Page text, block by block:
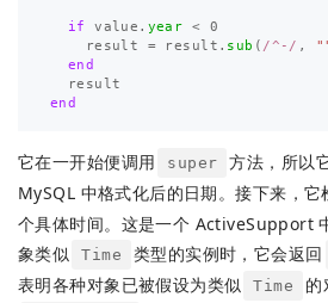
if value . year <
0
result
= result . sub ( /^-/ ,
end
result
end
它在一开始便调用 super
方法，所以
MySQL 中格式化后的日期。接下来，它
个具体时间。这是一个 ActiveSupport
象类似
Time 类型的实例时，它会返回
表明各种对象已被假设为类似
Time 的